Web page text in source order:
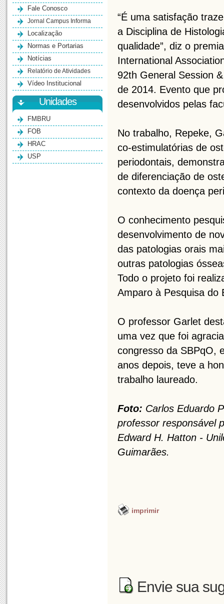
Fale Conosco
Jornal Campus Informa
Localização
Normas e Portarias
Notícias
Relatório de Atividades
Vídeo Institucional
Unidades
FMBRU
FOB
HRAC
USP
“É uma satisfação
a Disciplina de
qualidade”, diz o
International
92th General Session
de 2014. Evento que
desenvolvidos pelas
No trabalho, Repeke,
co-estimulatórias de
periodontais,
de diferenciação de
contexto da doença
O conhecimento
desenvolvimento de
das patologias orais
outras patologias
Todo o projeto foi
Amparo à Pesquisa do
O professor Garlet
uma vez que foi
congresso da SBPqO,
anos depois, teve a
trabalho laureado.
Foto: Carlos Eduardo
professor responsável
Edward H. Hatton -
Guimarães.
imprimir
Envie sua